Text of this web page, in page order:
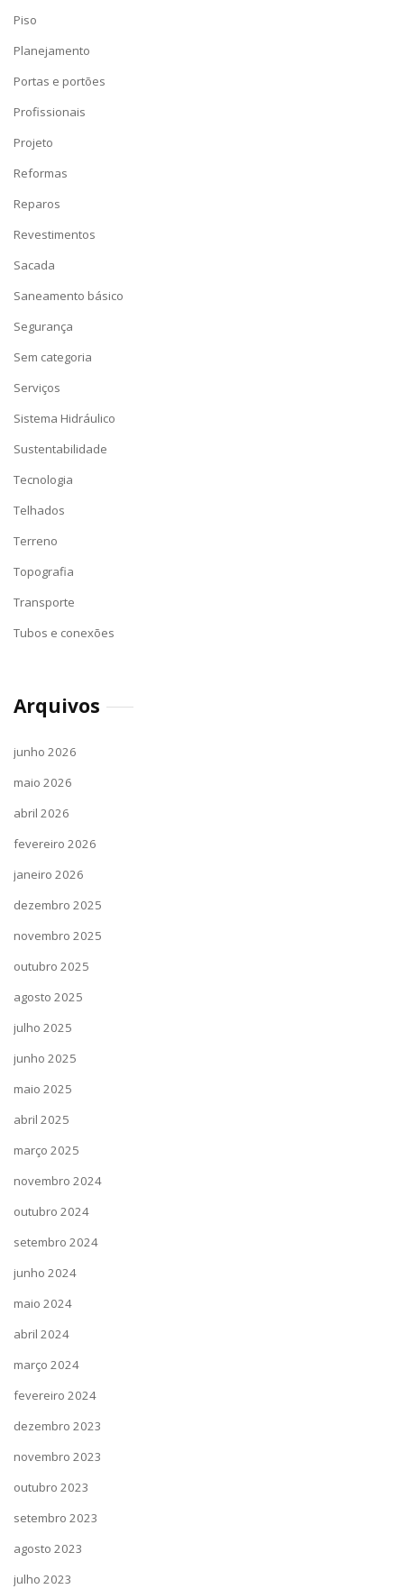
Piso
Planejamento
Portas e portões
Profissionais
Projeto
Reformas
Reparos
Revestimentos
Sacada
Saneamento básico
Segurança
Sem categoria
Serviços
Sistema Hidráulico
Sustentabilidade
Tecnologia
Telhados
Terreno
Topografia
Transporte
Tubos e conexões
Arquivos
junho 2026
maio 2026
abril 2026
fevereiro 2026
janeiro 2026
dezembro 2025
novembro 2025
outubro 2025
agosto 2025
julho 2025
junho 2025
maio 2025
abril 2025
março 2025
novembro 2024
outubro 2024
setembro 2024
junho 2024
maio 2024
abril 2024
março 2024
fevereiro 2024
dezembro 2023
novembro 2023
outubro 2023
setembro 2023
agosto 2023
julho 2023